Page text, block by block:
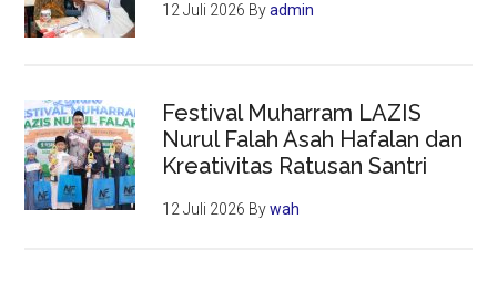
12 Juli 2026 Byadmin
Festival Muharram LAZIS
Nurul Falah Asah Hafalan dan
Kreativitas Ratusan Santri
12 Juli 2026 Bywah